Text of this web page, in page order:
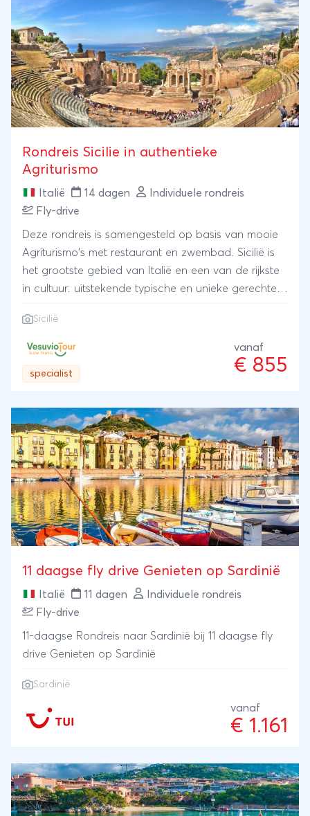
Rondreis Sicilie in authentieke
Agriturismo
Italië 14 dagen
Individuele rondreis
Fly-drive
Deze rondreis is samengesteld op basis van mooie
Agriturismo's met restaurant en zwembad. Sicilië is
het grootste gebied van Italië en een van de rijkste
in cultuur: uitstekende typische en unieke gerechten,
lange zandstranden. Maatwerk rondreizen door
Italië: authentieke vakanties weg van het
massatoerisme. Persoonlijk geselecteerde hotels,
topkwaliteit voor een betaalbare prijs, en altijd
op voor een compleet aanbod met vlucht en
huurauto te ontvangen. De Tour kan naar wens
worden aangepast.
Sicilië
specialist
vanaf
€ 855
11 daagse fly drive Genieten op Sardinië
Italië 11 dagen
Individuele rondreis
Fly-drive
11-daagse Rondreis naar Sardinië bij 11 daagse fly
drive Genieten op Sardinië
Sardinië
vanaf
€ 1.161